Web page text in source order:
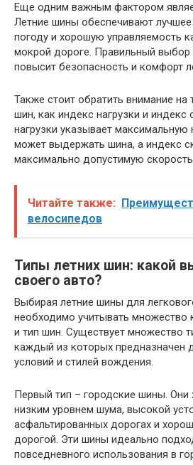
Еще одним важным фактором
Летние шины обеспечивают лучшее
погоду и хорошую управляемость
мокрой дороге. Правильный
повысит безопасность и комфорт
Также стоит обратить внимание на
шин, как индекс нагрузки и индекс
нагрузки указывает максимальную
может выдержать шина, а индекс
максимально допустимую скорость
Читайте также:
велосипедов
Типы летних шин: какой
своего авто?
Выбирая летние шины для
необходимо учитывать множество
и тип шин. Существует множество
каждый из которых предназначен
условий и стилей вождения.
Первый тип – городские шины. Они
низким уровнем шума, высокой
асфальтированных дорогах и
дорогой. Эти шины идеально
повседневного использования в